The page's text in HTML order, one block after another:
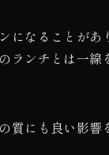
になることが
ランチとは一
質にも良い影